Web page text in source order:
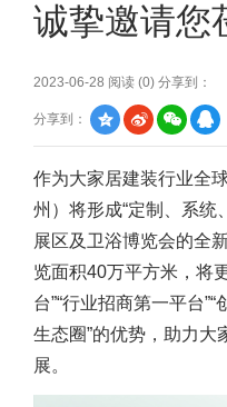
诚挚邀请您
2023-06-28 阅读 (0) 分享到：
分享到：
作为大家居建装行业全
州）将形成“定制、系统
展区及卫浴博览会的全
览面积40万平方米，将
台”“行业招商第一平台
生态圈”的优势，助力大
展。